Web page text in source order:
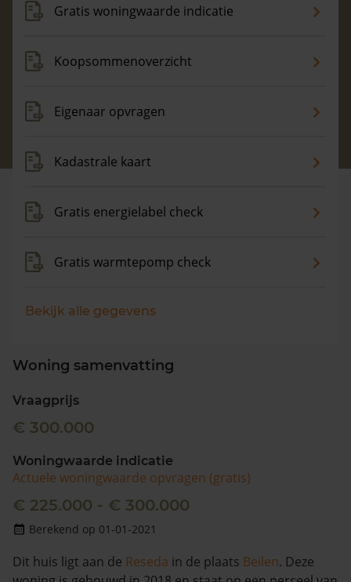
Maandag t/m vrijdag - 08:00 -18:00
Gratis woningwaarde indicatie
Koopsommenoverzicht
Eigenaar opvragen
Kadastrale kaart
Gratis energielabel check
Gratis warmtepomp check
Bekijk alle gegevens
Woning samenvatting
Vraagprijs
€ 300.000
Woningwaarde indicatie
Actuele woningwaarde opvragen (gratis)
€ 225.000 - € 300.000
Berekend op 01-01-2021
Dit huis ligt aan de Reseda in de plaats Beilen. Deze